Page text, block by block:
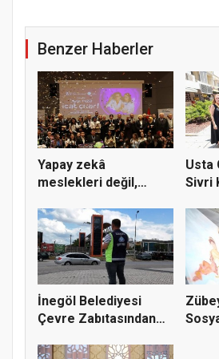
Benzer Haberler
Yapay zekâ
meslekleri değil,
Usta
Sivri
İnegöl Belediyesi
Çevre Zabıtasından